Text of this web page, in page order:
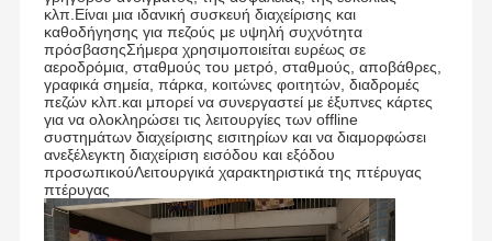
κλπ.Είναι μια ιδανική συσκευή διαχείρισης και
καθοδήγησης για πεζούς με υψηλή συχνότητα
πρόσβασηςΣήμερα χρησιμοποιείται ευρέως σε
αεροδρόμια, σταθμούς του μετρό, σταθμούς, αποβάθρες,
γραφικά σημεία, πάρκα, κοιτώνες φοιτητών, διαδρομές
πεζών κλπ.και μπορεί να συνεργαστεί με έξυπνες κάρτες
για να ολοκληρώσει τις λειτουργίες των offline
συστημάτων διαχείρισης εισιτηρίων και να διαμορφώσει
ανεξέλεγκτη διαχείριση εισόδου και εξόδου
προσωπικούΛειτουργικά χαρακτηριστικά της πτέρυγας
πτέρυγας